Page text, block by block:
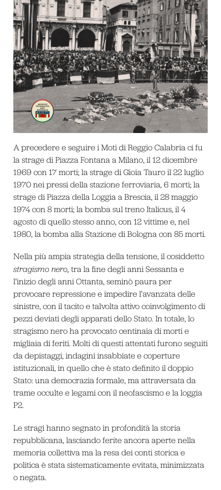
A precedere e seguire i Moti di Reggio Calabria ci fu
la strage di Piazza Fontana a Milano, il 12 dicembre
1969 con 17 morti; la strage di Gioia Tauro il 22 luglio
1970 nei pressi della stazione ferroviaria, 6 morti; la
strage di Piazza della Loggia a Brescia, il 28 maggio
1974 con 8 morti; la bomba sul treno Italicus, il 4
agosto di quello stesso anno, con 12 vittime e, nel
1980, la bomba alla Stazione di Bologna con 85 morti.
Nella più ampia strategia della tensione, il cosiddetto
stragismo nero, tra la fine degli anni Sessanta e
l’inizio degli anni Ottanta, seminò paura per
provocare repressione e impedire l’avanzata delle
sinistre, con il tacito e talvolta attivo coinvolgimento di
pezzi deviati degli apparati dello Stato. In totale, lo
stragismo nero ha provocato centinaia di morti e
migliaia di feriti. Molti di questi attentati furono seguiti
da depistaggi, indagini insabbiate e coperture
istituzionali, in quello che è stato definito il doppio
Stato: una democrazia formale, ma attraversata da
trame occulte e legami con il neofascismo e la loggia
P2.
Le stragi hanno segnato in profondità la storia
repubblicana, lasciando ferite ancora aperte nella
memoria collettiva ma la resa dei conti storica e
politica è stata sistematicamente evitata, minimizzata
o negata.